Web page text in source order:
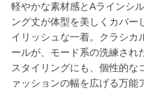
軽やかな素材感とAラインシ
ング丈が体型を美しくカバー
イリッシュな一着。クラシカ
ールが、モード系の洗練され
スタイリングにも、個性的な
ァッションの幅を広げる万能